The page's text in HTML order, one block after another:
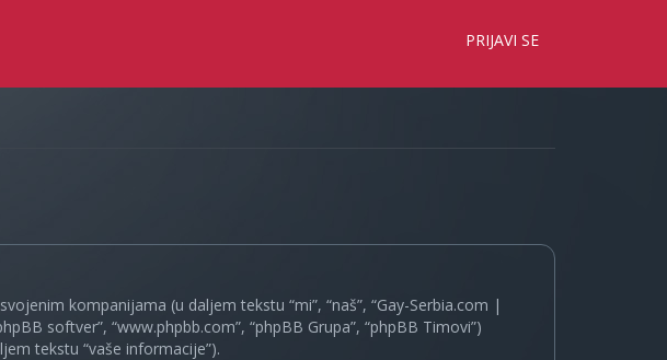
PRIJAVI SE
kompanijama (u daljem tekstu “mi”, “naš”, “Gay-Serbia.com |
softver”, “www.phpbb.com”, “phpBB Grupa”, “phpBB Timovi”)
tekstu “vaše informacije”).